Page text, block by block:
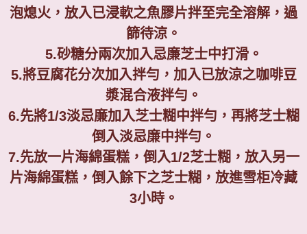
泡熄火，放入已浸軟之魚膠片拌至完全溶解，過
篩待涼。
5.砂糖分兩次加入忌廉芝士中打滑。
5.將豆腐花分次加入拌勻，加入已放涼之咖啡豆
漿混合液拌勻。
6.先將1/3淡忌廉加入芝士糊中拌勻，再將芝士糊
倒入淡忌廉中拌勻。
7.先放一片海綿蛋糕，倒入1/2芝士糊，放入另一
片海綿蛋糕，倒入餘下之芝士糊，放進雪柜冷藏
3小時。